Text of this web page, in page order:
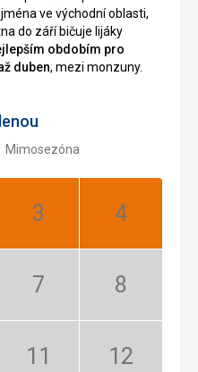
ve východní oblasti,
do září bičuje lijáky
obdobím pro
duben, mezi monzuny.
Mimosezóna
Březen:
Duben:
Červenec:
Srpen:
Listopad:
Prosinec: